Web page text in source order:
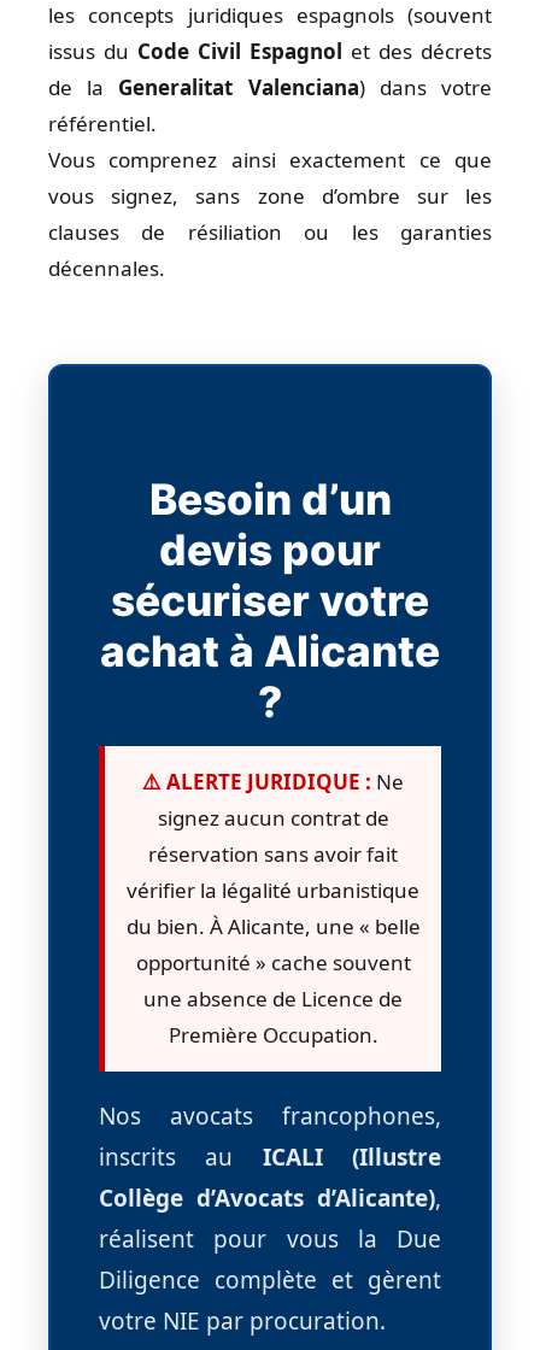
les concepts juridiques espagnols (souvent
issus du Code Civil Espagnol et des décrets
de la Generalitat Valenciana) dans votre
référentiel.
Vous comprenez ainsi exactement ce que
vous signez, sans zone d’ombre sur les
clauses de résiliation ou les garanties
décennales.
Besoin d’un
devis pour
sécuriser votre
achat à Alicante
?
⚠️ ALERTE JURIDIQUE : Ne
signez aucun contrat de
réservation sans avoir fait
vérifier la légalité urbanistique
du bien. À Alicante, une « belle
opportunité » cache souvent
une absence de Licence de
Première Occupation.
Nos avocats francophones,
inscrits au ICALI (Illustre
Collège d’Avocats d’Alicante),
réalisent pour vous la Due
Diligence complète et gèrent
votre NIE par procuration.